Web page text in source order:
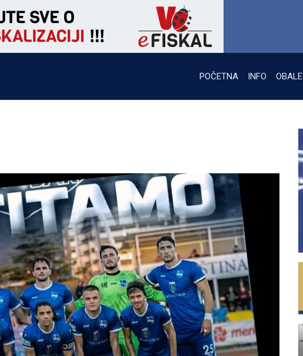
POČETNA INFO OBALE